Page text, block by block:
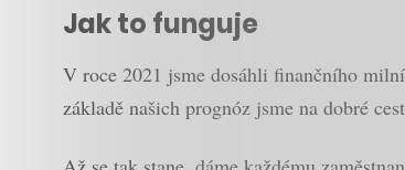
Jak to funguje
V roce 2021 jsme dosáhli finančního
základě našich prognóz jsme na dobré